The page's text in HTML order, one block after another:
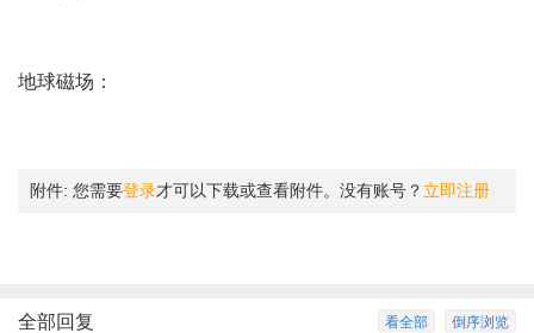
地球磁场：
附件: 您需要登录才可以下载或查看附件。没有账号？ 立即注册
倒序浏览
看全部
全部回复